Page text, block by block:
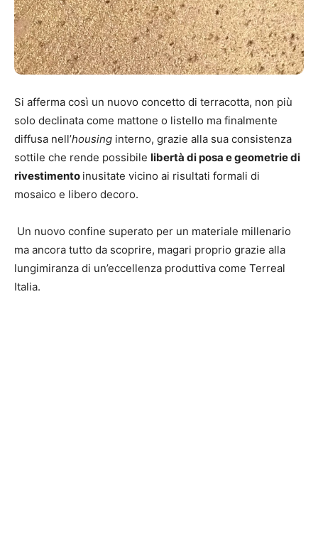
Si afferma così un nuovo concetto di terracotta, non più
solo declinata come mattone o listello ma finalmente
diffusa nell’housing interno, grazie alla sua consistenza
sottile che rende possibile libertà di posa e geometrie di
rivestimento inusitate vicino ai risultati formali di
mosaico e libero decoro.
Un nuovo confine superato per un materiale millenario
ma ancora tutto da scoprire, magari proprio grazie alla
lungimiranza di un’eccellenza produttiva come Terreal
Italia.